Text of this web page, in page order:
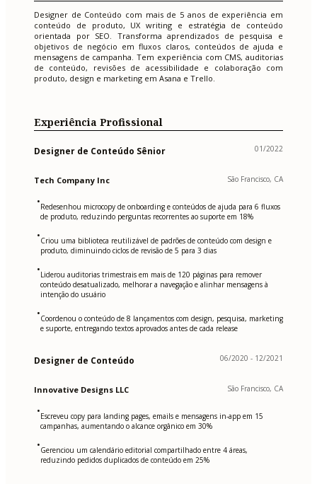
Designer de Conteúdo com mais de 5 anos de experiência em
conteúdo de produto, UX writing e estratégia de conteúdo
orientada por SEO. Transforma aprendizados de pesquisa e
objetivos de negócio em fluxos claros, conteúdos de ajuda e
mensagens de campanha. Tem experiência com CMS, auditorias
de conteúdo, revisões de acessibilidade e colaboração com
produto, design e marketing em Asana e Trello.
Experiência Profissional
Designer de Conteúdo Sênior 01/2022
Tech Company Inc São Francisco, CA
•Redesenhou microcopy de onboarding e conteúdos de ajuda para 6 fluxos
de produto, reduzindo perguntas recorrentes ao suporte em 18%
•Criou uma biblioteca reutilizável de padrões de conteúdo com design e
produto, diminuindo ciclos de revisão de 5 para 3 dias
•Liderou auditorias trimestrais em mais de 120 páginas para remover
conteúdo desatualizado, melhorar a navegação e alinhar mensagens à
intenção do usuário
•Coordenou o conteúdo de 8 lançamentos com design, pesquisa, marketing
e suporte, entregando textos aprovados antes de cada release
Designer de Conteúdo 06/2020 - 12/2021
Innovative Designs LLC São Francisco, CA
•Escreveu copy para landing pages, emails e mensagens in-app em 15
campanhas, aumentando o alcance orgânico em 30%
•Gerenciou um calendário editorial compartilhado entre 4 áreas,
reduzindo pedidos duplicados de conteúdo em 25%